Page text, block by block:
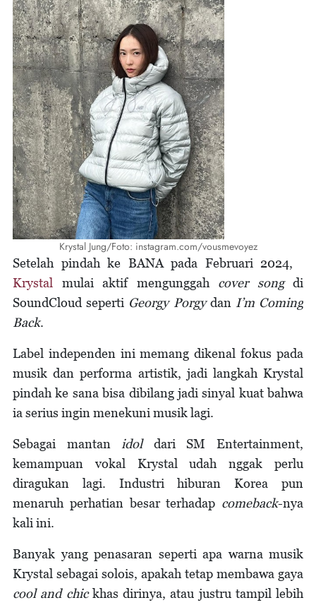
Krystal Jung/Foto: instagram.com/vousmevoyez
Setelah pindah ke BANA pada Februari 2024,
Krystal mulai aktif mengunggah cover songdi
SoundCloud seperti Georgy Porgydan I’m Coming
Back.
Label independen ini memang dikenal fokus pada
musik dan performa artistik, jadi langkah Krystal
pindah ke sana bisa dibilang jadi sinyal kuat bahwa
ia serius ingin menekuni musik lagi.
Sebagai mantan idoldari SM Entertainment,
kemampuan vokal Krystal udah nggak perlu
diragukan lagi. Industri hiburan Korea pun
menaruh perhatian besar terhadap comeback-nya
kali ini.
Banyak yang penasaran seperti apa warna musik
Krystal sebagai solois, apakah tetap membawa gaya
cool and chickhas dirinya, atau justru tampil lebih